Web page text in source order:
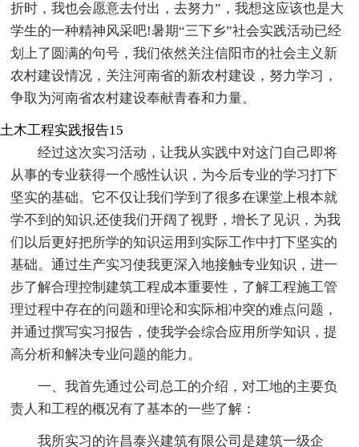
折时，我也会愿意去付出，去努力”，我想这应该也是大
学生的一种精神风采吧!暑期“三下乡”社会实践活动已经
划上了圆满的句号，我们依然关注信阳市的社会主义新
农村建设情况，关注河南省的新农村建设，努力学习，
争取为河南省农村建设奉献青春和力量。
土木工程实践报告15
经过这次实习活动，让我从实践中对这门自己即将
从事的专业获得一个感性认识，为今后专业的学习打下
坚实的基础。它不仅让我们学到了很多在课堂上根本就
学不到的知识,还使我们开阔了视野，增长了见识，为我
们以后更好把所学的知识运用到实际工作中打下坚实的
基础。通过生产实习使我更深入地接触专业知识，进一
步了解合理控制建筑工程成本重要性，了解工程施工管
理过程中存在的问题和理论和实际相冲突的难点问题，
并通过撰写实习报告，使我学会综合应用所学知识，提
高分析和解决专业问题的能力。
一、我首先通过公司总工的介绍，对工地的主要负
责人和工程的概况有了基本的一些了解：
我所实习的许昌泰兴建筑有限公司是建筑一级企